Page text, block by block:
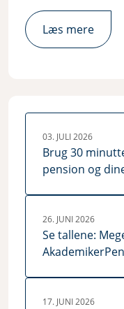
Læs mere
03. JULI 2026
Brug 30
pension og
26. JUNI 2026
Se tallene:
17. JUNI 2026